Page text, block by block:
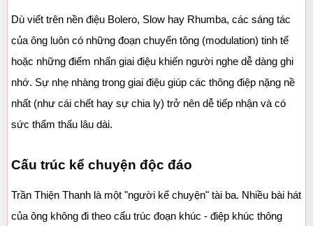
Dù viết trên nền điệu Bolero, Slow hay Rhumba, các sáng tác
của ông luôn có những đoạn chuyển tông (modulation) tinh tế
hoặc những điểm nhấn giai điệu khiến người nghe dễ dàng ghi
nhớ. Sự nhẹ nhàng trong giai điệu giúp các thông điệp nặng nề
nhất (như cái chết hay sự chia ly) trở nên dễ tiếp nhận và có
sức thẩm thấu lâu dài.
Cấu trúc kể chuyện độc đáo
Trần Thiện Thanh là một "người kể chuyện" tài ba. Nhiều bài hát
của ông không đi theo cấu trúc đoạn khúc - điệp khúc thông